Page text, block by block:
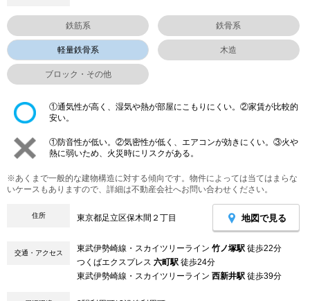
鉄筋系 鉄骨系
軽量鉄骨系 木造
ブロック・その他
①通気性が高く、湿気や熱が部屋にこもりにくい。②家賃が比較的
安い。
①防音性が低い。②気密性が低く、エアコンが効きにくい。③火や
熱に弱いため、火災時にリスクがある。
※あくまで一般的な建物構造に対する傾向です。物件によっては当てはまらな
いケースもありますので、詳細は不動産会社へお問い合わせください。
住所 東京都足立区保木間２丁目 地図で見る
交通・アクセス 東武伊勢崎線・スカイツリーライン 竹ノ塚駅 徒歩22分
つくばエクスプレス 六町駅 徒歩24分
東武伊勢崎線・スカイツリーライン 西新井駅 徒歩39分